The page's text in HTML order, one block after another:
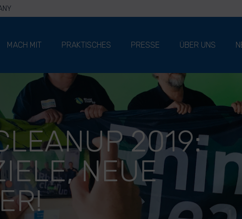
MACH MIT
PRAKTISCHES PRESSE ÜBER UNS
2019:
NEUE